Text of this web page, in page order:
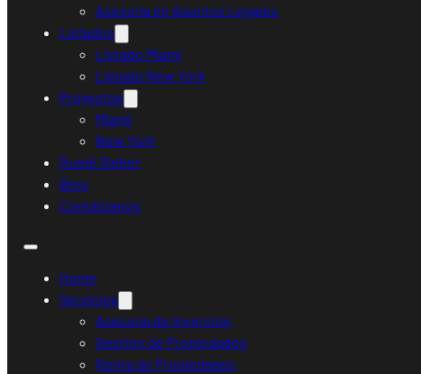
Asesoría en Asuntos Legales
Listados
Listado Miami
Listado New York
Proyectos
Miami
New York
Ruedi Sieber
Blog
Contáctanos
Home
Servicios
Asesoría de Inversión
Gestión de Propiedades
Renta de Propiedades